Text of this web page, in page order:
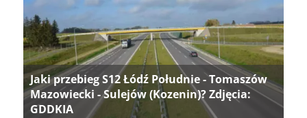
Jaki przebieg S12 Łódź Południe - Tomaszów
Mazowiecki - Sulejów (Kozenin)? Zdjęcia:
GDDKIA